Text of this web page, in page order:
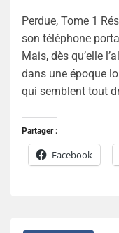
Perdue, Tome 1
son téléphone
Mais, dès qu’elle
dans une époque
qui semblent tout
Partager :
Facebook